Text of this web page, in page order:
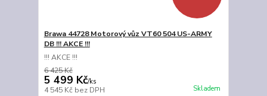
Brawa 44728 Motorový vůz VT60 504 US-ARMY
DB !!! AKCE !!!
!!! AKCE !!!
6 425 Kč
5 499 Kč/ks
4 545 Kč bez DPH Skladem